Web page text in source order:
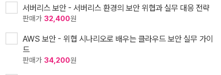
서버리스 보안 - 서버리스 환경의 보안 위협과 실무 대응 전략
판매가 32,400원
AWS 보안 - 위협 시나리오로 배우는 클라우드 보안 실무 가이
드
판매가 34,200원